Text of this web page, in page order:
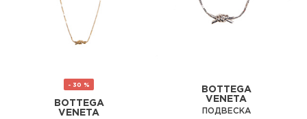
- 30 %
BOTTEGA
VENETA
BOTTEGA
VENETA
ПОДВЕСКА